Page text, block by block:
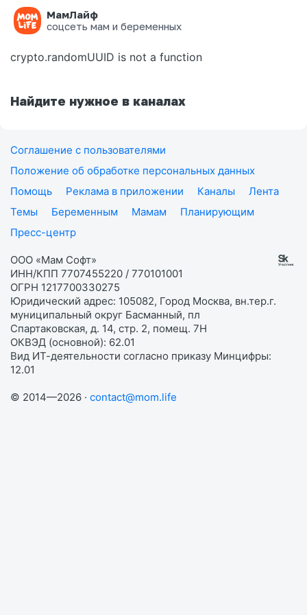
МамЛайф
соцсеть мам и беременных
Ошибка на странице
crypto.randomUUID is not a function
Найдите нужное в каналах
Соглашение с пользователями
Положение об обработке персональных данных
Помощь
Реклама в приложении Каналы
Лента
Темы
Беременным Мамам
Планирующим
Пресс-центр
ООО «Мам Софт»
ИНН/КПП 7707455220 / 770101001
ОГРН 1217700330275
Юридический адрес: 105082, Город Москва, вн.тер.г.
муниципальный округ Басманный, пл
Спартаковская, д. 14, стр. 2, помещ. 7Н
ОКВЭД (основной): 62.01
Вид ИТ-деятельности согласно приказу Минцифры:
12.01
© 2014—2026 · contact@mom.life